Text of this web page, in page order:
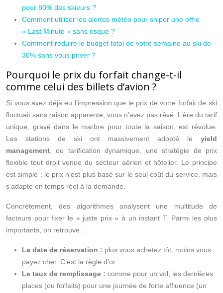
pour 80% des skieurs ?
Comment utiliser les alertes météo pour sniper une offre
« Last Minute » sans risque ?
Comment réduire le budget total de votre semaine au ski de
30% sans vous priver ?
Pourquoi le prix du forfait change-t-il
comme celui des billets d’avion ?
Si vous avez déjà eu l’impression que le prix de votre forfait de ski
fluctuait sans raison apparente, vous n’avez pas rêvé. L’ère du tarif
unique, gravé dans le marbre pour toute la saison, est révolue.
Les stations de ski ont massivement adopté le yield
management , ou tarification dynamique, une stratégie de prix
flexible tout droit venue du secteur aérien et hôtelier. Le principe
est simple : le prix n’est plus basé sur le seul coût du service, mais
s’adapte en temps réel à la demande.
Concrètement, des algorithmes analysent une multitude de
facteurs pour fixer le « juste prix » à un instant T. Parmi les plus
importants, on retrouve :
La date de réservation : plus vous achetez tôt, moins vous
payez cher. C’est la règle d’or.
Le taux de remplissage : comme pour un vol, les dernières
places (ou forfaits) pour une journée de forte affluence (un